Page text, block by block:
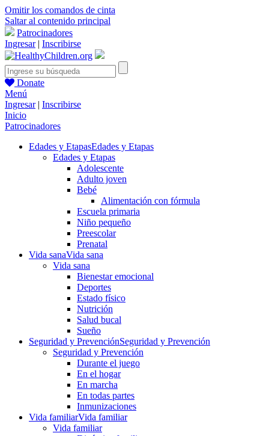
Omitir los comandos de cinta
Saltar al contenido principal
Patrocinadores
Ingresar| Inscribirse
Donate
Menú
Ingresar| Inscribirse
Inicio
Patrocinadores
Edades y EtapasEdades y Etapas
Edades y Etapas
Adolescente
Adulto joven
Bebé
Alimentación con fórmula
Escuela primaria
Niño pequeño
Preescolar
Prenatal
Vida sanaVida sana
Vida sana
Bienestar emocional
Deportes
Estado físico
Nutrición
Salud bucal
Sueño
Seguridad y PrevenciónSeguridad y Prevención
Seguridad y Prevención
Durante el juego
En el hogar
En marcha
En todas partes
Inmunizaciones
Vida familiarVida familiar
Vida familiar